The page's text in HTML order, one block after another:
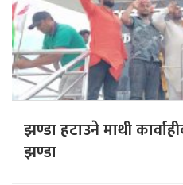
झण्डा हटाउने माथी
झण्डा